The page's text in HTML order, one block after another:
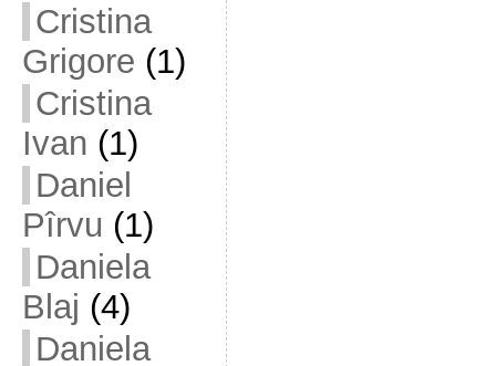
Cristina
Grigore (1)
Cristina
Ivan (1)
Daniel
Pîrvu (1)
Daniela
Blaj (4)
Daniela